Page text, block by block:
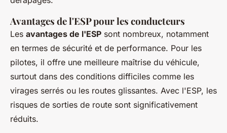
Avantages de l'ESP pour les conducteurs
Les avantages de l'ESP sont nombreux, notamment
en termes de sécurité et de performance. Pour les
pilotes, il offre une meilleure maîtrise du véhicule,
surtout dans des conditions difficiles comme les
virages serrés ou les routes glissantes. Avec l'ESP, les
risques de sorties de route sont significativement
réduits.